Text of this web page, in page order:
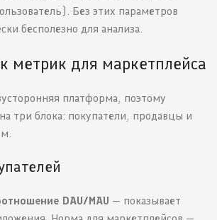
Без этих параметров
бесполезно для анализа.
метрик для маркетплейса
платформа, поэтому
три блока: покупатели, продавцы и
DAU/MAU — показывает